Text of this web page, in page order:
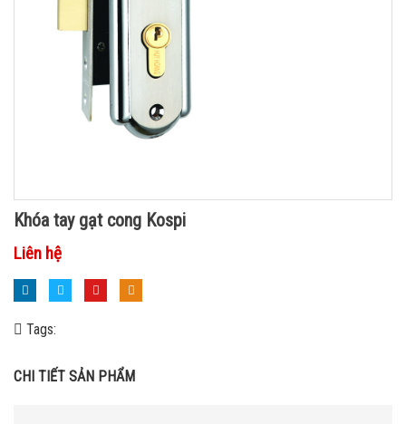
Khóa tay gạt cong Kospi
Liên hệ
Tags:
CHI TIẾT SẢN PHẨM